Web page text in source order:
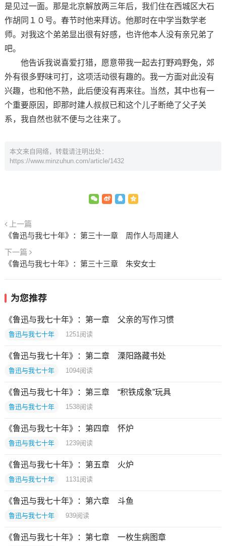
是见过一面。那是北京解放两三年后，我们住在西城区大石
作胡同１０号。春节时他来拜访。他那时在中学当数学老
师。对我这个弟弟显出很有好感，也许他本人没有亲兄弟了
吧。
他告诉我说喜爱打猎，愿意带我一起去打野鸡野兔，郊
外有很多野味可打，这项活动很有趣的。我一方面对此没有
兴趣，也和他不熟，此后便没有再来往。当然，其中也有一
个重要原因，即那时建人叔叔已和这个儿子断绝了父子关
系，我自然也就不便与之往来了。
本文来自网络，转载请注明出处：
https://www.minzuhun.com/article/1432
上一篇
《鲁迅与我七十年》：第三十一章 周作人与周建人
下一篇
《鲁迅与我七十年》：第三十三章 朱安女士
为您推荐
《鲁迅与我七十年》：第一章 父亲的写作习惯
鲁迅与我七十年 1251 阅读
《鲁迅与我七十年》：第二章 溧阳路藏书处
鲁迅与我七十年 1094阅读
《鲁迅与我七十年》：第三章 “积铁成象”玩具
鲁迅与我七十年 1538阅读
《鲁迅与我七十年》：第四章 怀炉
鲁迅与我七十年 1239阅读
《鲁迅与我七十年》：第五章 火炉
鲁迅与我七十年 1131 阅读
《鲁迅与我七十年》：第六章 斗鱼
鲁迅与我七十年 939阅读
《鲁迅与我七十年》：第七章 一枚生病图章